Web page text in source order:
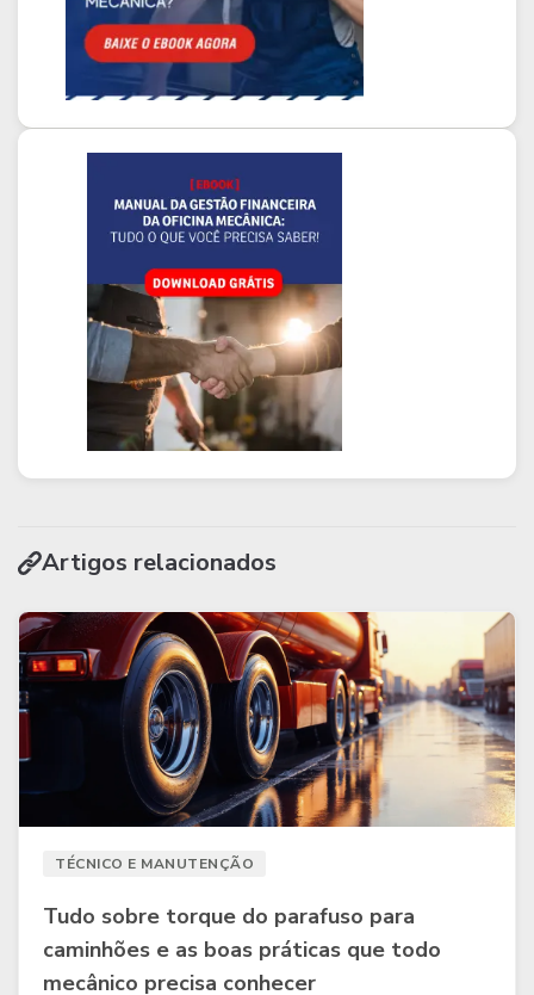
Artigos relacionados
TÉCNICO E MANUTENÇÃO
Tudo sobre torque do parafuso para
caminhões e as boas práticas que todo
mecânico precisa conhecer